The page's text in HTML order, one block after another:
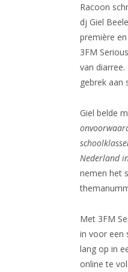
Racoon
dj Giel
première
3FM
van
gebrek aan
Giel belde
Nederland
nemen het
Met 3FM
in voor een
lang op in
online te